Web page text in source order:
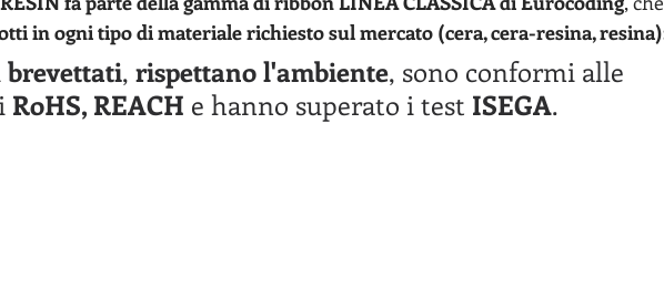
in ogni tipo di materiale richiesto sul mercato (cera, cera-resina,
brevettati, rispettano l'ambiente, sono conformi alle
RoHS, REACH e hanno superato i test ISEGA.